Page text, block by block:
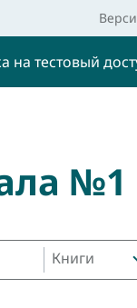
на тестовый
№1
Книги